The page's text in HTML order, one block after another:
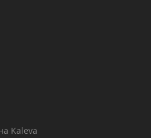
Kaleva